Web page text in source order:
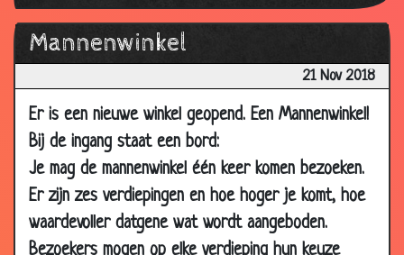
Mannenwinkel
21 Nov 2018
Er is een nieuwe winkel geopend. Een Mannenwinkel!
Bij de ingang staat een bord:
Je mag de mannenwinkel één keer komen bezoeken.
Er zijn zes verdiepingen en hoe hoger je komt, hoe
waardevoller datgene wat wordt aangeboden.
Bezoekers mogen op elke verdieping hun keuze